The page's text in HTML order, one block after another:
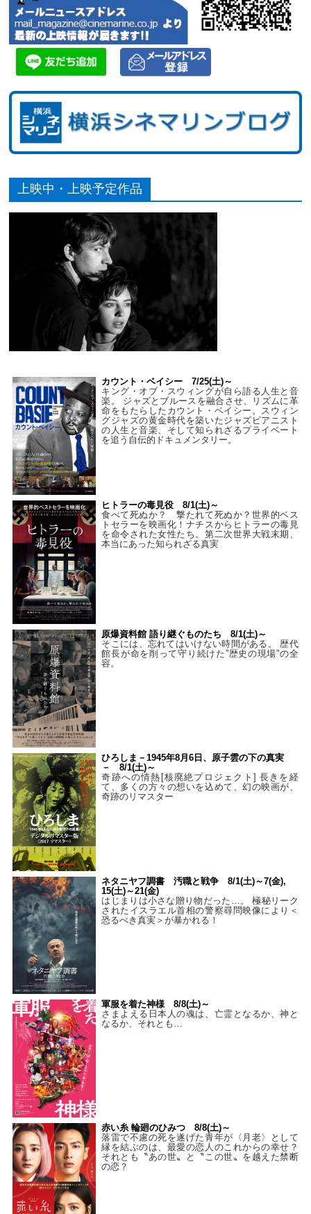
上映中・上映予定作品
カウント・ベイシー 7/25(土)～
キング・オブ・スウィングが自ら語る人生と音
楽。 ジャズとブルースを融合させ、リズムに革
命をもたらしたカウント・ベイシー。スウィン
グジャズの黄金時代を築いたジャズピアニスト
の人生と音楽、そして知られざるプライベート
を追う自伝的ドキュメンタリー。
ヒトラーの毒見役 8/1(土)～
食べて死ぬか？ 撃たれて死ぬか？世界的ベス
トセラーを映画化！ナチスからヒトラーの毒見
を命令された女性たち。第二次世界大戦末期、
本当にあった知られざる真実
原爆資料館 語り継ぐものたち 8/1(土)～
そこには、忘れてはいけない時間がある。 歴代
館長が命を削って守り続けた”歴史の現場”の全
容。
ひろしま－1945年8月6日、原子雲の下の真実
－ 8/1(土)～
奇跡への情熱[核廃絶プロジェクト] 長きを経
て、多くの方々の想いを込めて、幻の映画が、
奇跡のリマスター
ネタニヤフ調書 汚職と戦争 8/1(土)～7(金),
15(土)～21(金)
はじまりは小さな贈り物だった…。 極秘リーク
されたイスラエル首相の警察尋問映像により＜
恐るべき真実＞が暴かれる！
軍服を着た神様 8/8(土)～
さまよえる日本人の魂は、亡霊となるか、神と
なるか、それとも…
赤い糸 輪廻のひみつ 8/8(土)～
落雷で不慮の死を遂げた青年が〈月老〉として
縁を結ぶのは、最愛の恋人のこれからの幸せ？
それとも〝あの世〟と〝この世〟を越えた禁断
の恋？